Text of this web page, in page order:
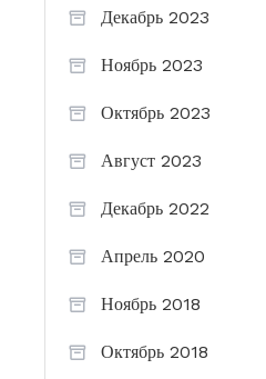
Декабрь 2023
Ноябрь 2023
Октябрь 2023
Август 2023
Декабрь 2022
Апрель 2020
Ноябрь 2018
Октябрь 2018